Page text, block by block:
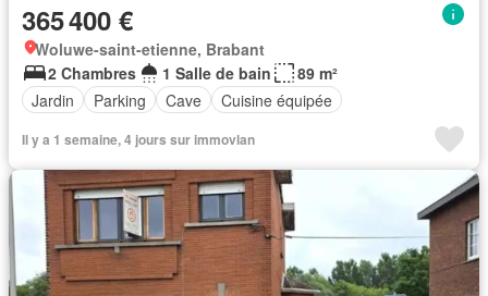
365 400 €
Woluwe-saint-etienne, Brabant
2 Chambres
1 Salle de bain
89 m²
Jardin
Parking Cave Cuisine équipée
Il y a 1 semaine, 4 jours sur immovlan